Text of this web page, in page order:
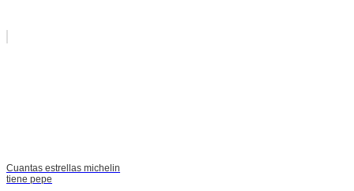
Cuantas estrellas michelin
tiene pepe